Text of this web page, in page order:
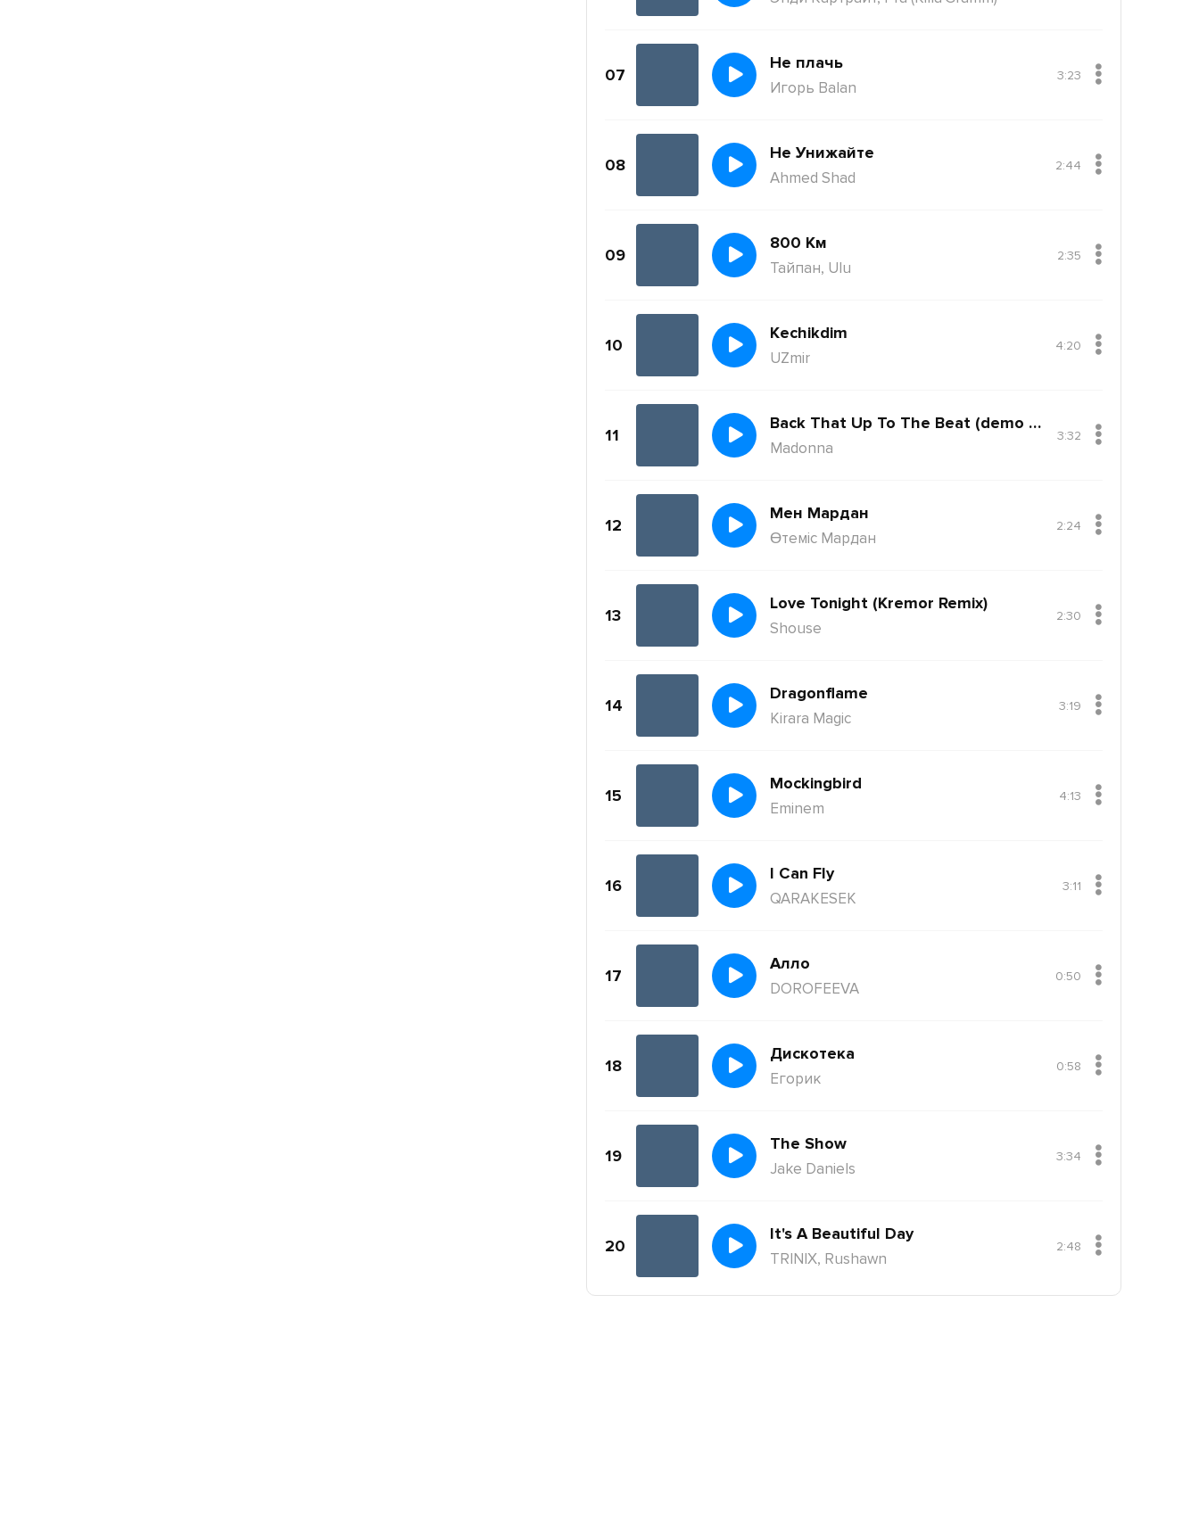
07
Не плачь
Игорь Balan
3:23
08
Не Унижайте
Ahmed Shad
2:44
09
800 Км
Тайпан, Ulu
2:35
10
Kechikdim
UZmir
4:20
11
Back That Up To The Beat (demo Version)
Madonna
3:32
12
Мен Мардан
Өтеміс Мардан
2:24
13
Love Tonight (Kremor Remix)
Shouse
2:30
14
Dragonflame
Kirara Magic
3:19
15
Mockingbird
Eminem
4:13
16
I Can Fly
QARAKESEK
3:11
17
Алло
DOROFEEVA
0:50
18
Дискотека
Егорик
0:58
19
The Show
Jake Daniels
3:34
20
It's A Beautiful Day
TRINIX, Rushawn
2:48